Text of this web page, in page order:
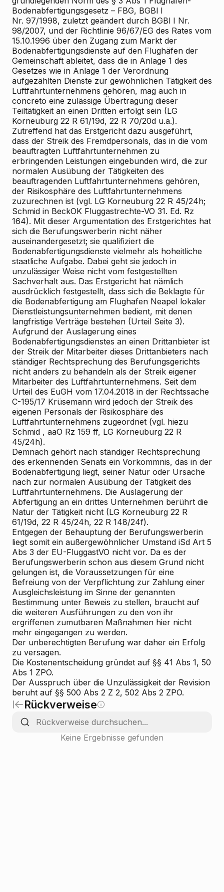
Bodenabfertigungsgesetz – FBG, BGBl I
Nr. 97/1998, zuletzt geändert durch BGBl I Nr.
98/2007, und der Richtlinie 96/67/EG des Rates vom
15.10.1996 über den Zugang zum Markt der
Bodenabfertigungsdienste auf den Flughäfen der
Gemeinschaft ableitet, dass die in Anlage 1 des
Gesetzes wie in Anlage 1 der Verordnung
aufgezählten Dienste zur gewöhnlichen Tätigkeit des
Luftfahrtunternehmens gehören, mag auch in
concreto eine zulässige Übertragung dieser
Teiltätigkeit an einen Dritten erfolgt sein (LG
Korneuburg 22 R 61/19d, 22 R 70/20d u.a.).
Zutreffend hat das Erstgericht dazu ausgeführt,
dass der Streik des Fremdpersonals, das in die vom
beauftragten Luftfahrtunternehmen zu
erbringenden Leistungen eingebunden wird, die zur
normalen Ausübung der Tätigkeiten des
beauftragenden Luftfahrtunternehmens gehören,
der Risikosphäre des Luftfahrtunternehmens
zuzurechnen ist (vgl. LG Korneuburg 22 R 45/24h;
Schmid in BeckOK Fluggastrechte-VO 31. Ed. Rz
164). Mit dieser Argumentation des Erstgerichtes hat
sich die Berufungswerberin nicht näher
auseinandergesetzt; sie qualifiziert die
Bodenabfertigungsdienste vielmehr als hoheitliche
staatliche Aufgabe. Dabei geht sie jedoch in
unzulässiger Weise nicht vom festgestellten
Sachverhalt aus. Das Erstgericht hat nämlich
ausdrücklich festgestellt, dass sich die Beklagte für
die Bodenabfertigung am Flughafen Neapel lokaler
Dienstleistungsunternehmen bedient, mit denen
langfristige Verträge bestehen (Urteil Seite 3).
Aufgrund der Auslagerung eines
Bodenabfertigungsdienstes an einen Drittanbieter ist
der Streik der Mitarbeiter dieses Drittanbieters nach
ständiger Rechtsprechung des Berufungsgerichts
nicht anders zu behandeln als der Streik eigener
Mitarbeiter des Luftfahrtunternehmens. Seit dem
Urteil des EuGH vom 17.04.2018 in der Rechtssache
C-195/17 Krüsemann wird jedoch der Streik des
eigenen Personals der Risikosphäre des
Luftfahrtunternehmens zugeordnet (vgl. hiezu
Schmid , aaO Rz 159 ff, LG Korneuburg 22 R
45/24h).
Demnach gehört nach ständiger Rechtsprechung
des erkennenden Senats ein Vorkommnis, das in der
Bodenabfertigung liegt, seiner Natur oder Ursache
nach zur normalen Ausübung der Tätigkeit des
Luftfahrtunternehmens. Die Auslagerung der
Abfertigung an ein drittes Unternehmen berührt die
Natur der Tätigkeit nicht (LG Korneuburg 22 R
61/19d, 22 R 45/24h, 22 R 148/24f).
Entgegen der Behauptung der Berufungswerberin
liegt somit ein außergewöhnlicher Umstand iSd Art 5
Abs 3 der EU-FluggastVO nicht vor. Da es der
Berufungswerberin schon aus diesem Grund nicht
gelungen ist, die Voraussetzungen für eine
Befreiung von der Verpflichtung zur Zahlung einer
Ausgleichsleistung im Sinne der genannten
Bestimmung unter Beweis zu stellen, braucht auf
die weiteren Ausführungen zu den von ihr
ergriffenen zumutbaren Maßnahmen hier nicht
mehr eingegangen zu werden.
Der unberechtigten Berufung war daher ein Erfolg
zu versagen.
Die Kostenentscheidung gründet auf §§ 41 Abs 1, 50
Abs 1 ZPO.
Der Ausspruch über die Unzulässigkeit der Revision
beruht auf §§ 500 Abs 2 Z 2, 502 Abs 2 ZPO.
Rückverweise
Keine Ergebnisse gefunden